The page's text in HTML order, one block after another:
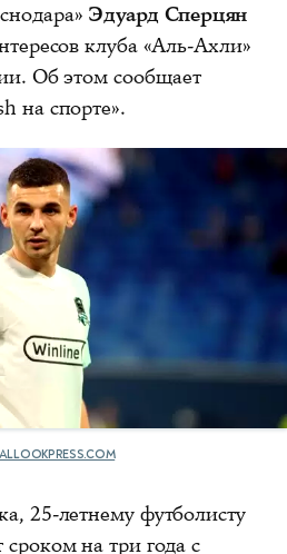
Эдуард Сперцян
клуба «Аль-Ахли»
Об этом сообщает
на спорте».
25-летнему футболисту
на три года с